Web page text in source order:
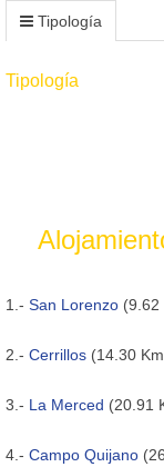
Tipología
Tipología
1.- San Lorenzo (9.62
2.- Cerrillos (14.30
3.- La Merced (20.91
4.- Campo Quijano